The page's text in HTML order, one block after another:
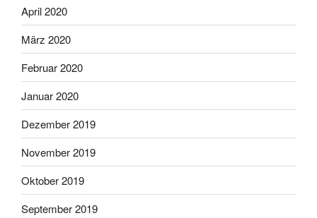
April 2020
März 2020
Februar 2020
Januar 2020
Dezember 2019
November 2019
Oktober 2019
September 2019